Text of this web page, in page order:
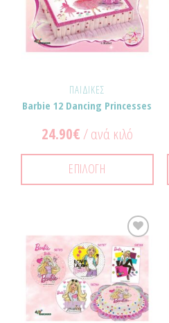
Αγαπημένα!
ΠΑΙΔΙΚΈΣ
Barbie 12 Dancing Princesses
24.90€/ ανά κιλό
ΕΠΙΛΟΓΉ
Προσθήκη
στα
Αγαπημένα!